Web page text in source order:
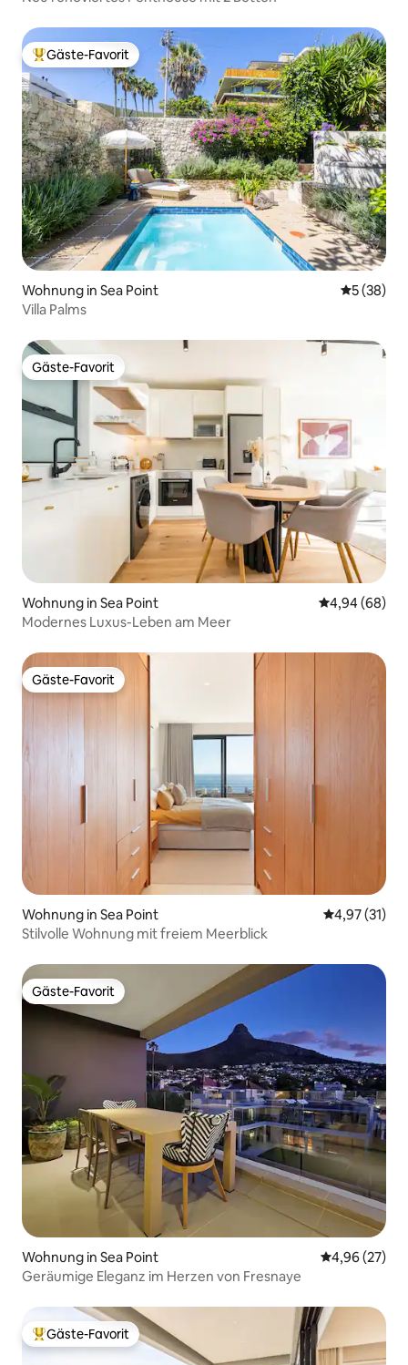
Beliebter Gäste-Favorit.
Gäste-Favorit
Wohnung in Sea Point
5 (38)
Villa Palms
Gäste-Favorit
Gäste-Favorit
Wohnung in Sea Point
4,94 (68)
Modernes Luxus-Leben am Meer
Gäste-Favorit
Gäste-Favorit
Wohnung in Sea Point
4,97 (31)
Stilvolle Wohnung mit freiem Meerblick
Gäste-Favorit
Gäste-Favorit
Wohnung in Sea Point
4,96 (27)
Geräumige Eleganz im Herzen von Fresnaye
Beliebter Gäste-Favorit.
Gäste-Favorit